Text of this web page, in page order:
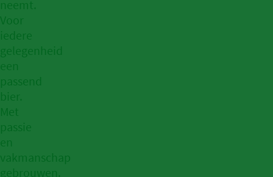
neemt.
Voor
iedere
gelegenheid
een
passend
bier.
Met
passie
en
vakmanschap
gebrouwen.